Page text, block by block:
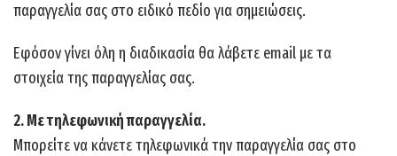
παραγγελία σας στο ειδικό πεδίο για σημειώσεις.
Εφόσον γίνει όλη η διαδικασία θα λάβετε email με τα
στοιχεία της παραγγελίας σας.
2. Με τηλεφωνική παραγγελία.
Μπορείτε να κάνετε τηλεφωνικά την παραγγελία σας στο